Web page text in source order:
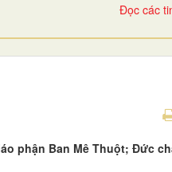
Đọc các
phận Ban Mê Thuột; Đức